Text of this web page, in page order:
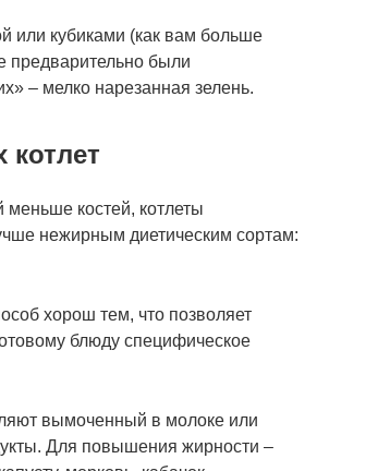
или кубиками (как вам больше
предварительно были
– мелко нарезанная зелень.
котлет
костей, котлеты
нежирным диетическим сортам:
хорош тем, что позволяет
блюду специфическое
вымоченный в молоке или
Для повышения жирности –